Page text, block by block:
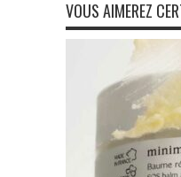
VOUS AIMEREZ